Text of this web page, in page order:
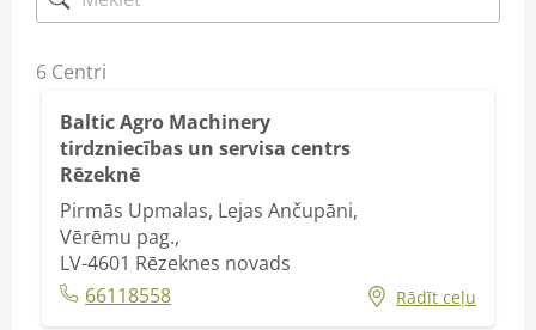
6 Centri
Baltic Agro Machinery
tirdzniecības un servisa centrs
Rēzeknē
Pirmās Upmalas, Lejas Ančupāni,
Vērēmu pag.,
LV-4601 Rēzeknes novads
66118558
Rādīt ceļu